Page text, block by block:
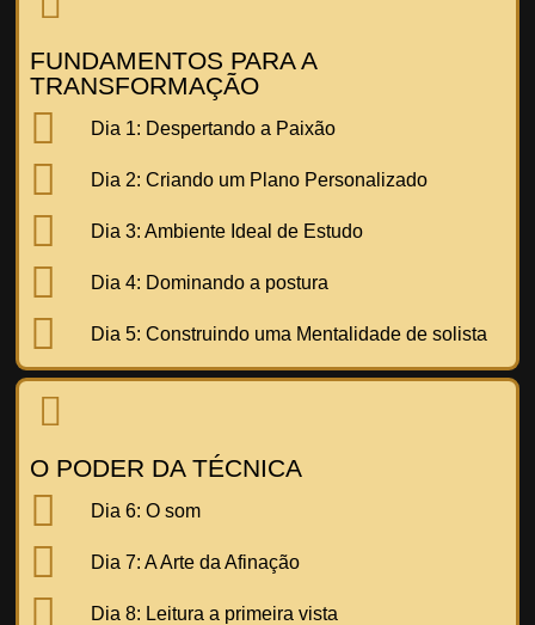
FUNDAMENTOS PARA A
TRANSFORMAÇÃO
Dia 1: Despertando a Paixão
Dia 2: Criando um Plano Personalizado
Dia 3: Ambiente Ideal de Estudo
Dia 4: Dominando a postura
Dia 5: Construindo uma Mentalidade de solista
O PODER DA TÉCNICA
Dia 6: O som
Dia 7: A Arte da Afinação
Dia 8: Leitura a primeira vista